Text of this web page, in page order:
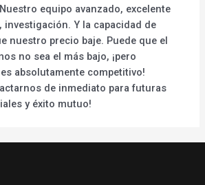
equipo avanzado, excelente
investigación. Y la capacidad de
nuestro precio baje. Puede que el
no sea el más bajo, ¡pero
absolutamente competitivo!
de inmediato para futuras
y éxito mutuo!